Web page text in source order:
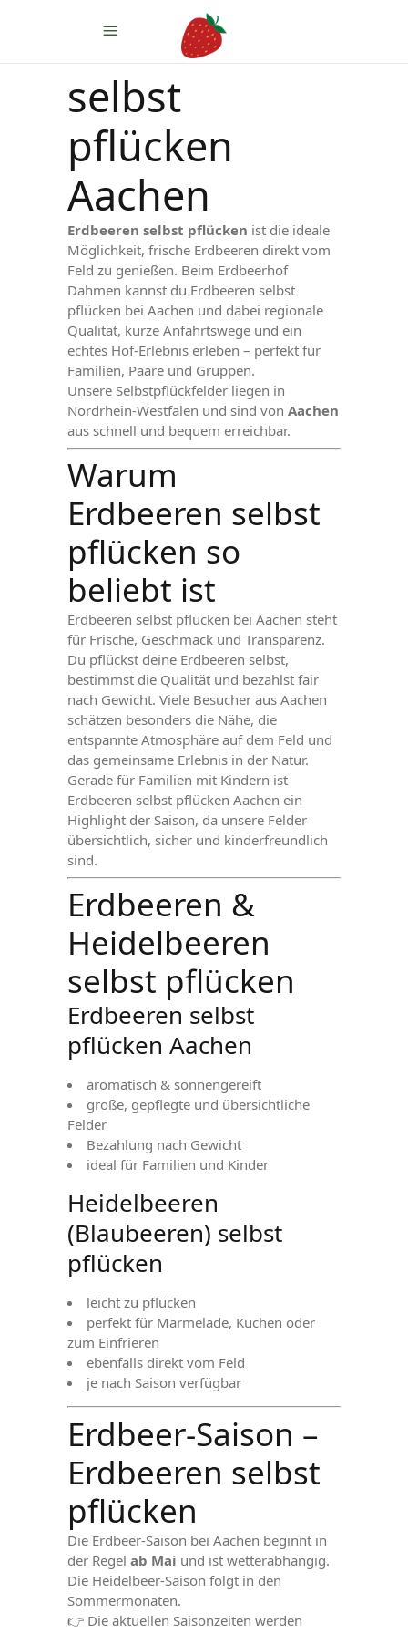
Erdbeeren
selbst
pflücken
Aachen
Erdbeeren selbst pflücken ist die ideale
Möglichkeit, frische Erdbeeren direkt vom
Feld zu genießen. Beim Erdbeerhof
Dahmen kannst du Erdbeeren selbst
pflücken bei Aachen und dabei regionale
Qualität, kurze Anfahrtswege und ein
echtes Hof-Erlebnis erleben – perfekt für
Familien, Paare und Gruppen.
Unsere Selbstpflückfelder liegen in
Nordrhein-Westfalen und sind von Aachen
aus schnell und bequem erreichbar.
Warum
Erdbeeren selbst
pflücken so
beliebt ist
Erdbeeren selbst pflücken bei Aachen steht
für Frische, Geschmack und Transparenz.
Du pflückst deine Erdbeeren selbst,
bestimmst die Qualität und bezahlst fair
nach Gewicht. Viele Besucher aus Aachen
schätzen besonders die Nähe, die
entspannte Atmosphäre auf dem Feld und
das gemeinsame Erlebnis in der Natur.
Gerade für Familien mit Kindern ist
Erdbeeren selbst pflücken Aachen ein
Highlight der Saison, da unsere Felder
übersichtlich, sicher und kinderfreundlich
sind.
Erdbeeren &
Heidelbeeren
selbst pflücken
Erdbeeren selbst
pflücken Aachen
aromatisch & sonnengereift
große, gepflegte und übersichtliche
Felder
Bezahlung nach Gewicht
ideal für Familien und Kinder
Heidelbeeren
(Blaubeeren) selbst
pflücken
leicht zu pflücken
perfekt für Marmelade, Kuchen oder
zum Einfrieren
ebenfalls direkt vom Feld
je nach Saison verfügbar
Erdbeer-Saison –
Erdbeeren selbst
pflücken
Die Erdbeer-Saison bei Aachen beginnt in
der Regel ab Mai und ist wetterabhängig.
Die Heidelbeer-Saison folgt in den
Sommermonaten.
👉 Die aktuellen Saisonzeiten werden